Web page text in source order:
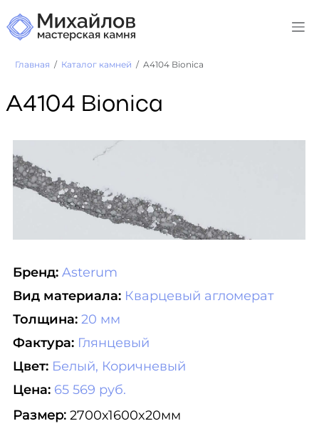
Главная Каталог камней A4104 Bionica
A4104 Bionica
Бренд: Asterum
Вид материала: Кварцевый агломерат
Толщина: 20 мм
Фактура: Глянцевый
Цвет: Белый, Коричневый
Цена: 65 569 руб.
Размер: 2700х1600x20мм